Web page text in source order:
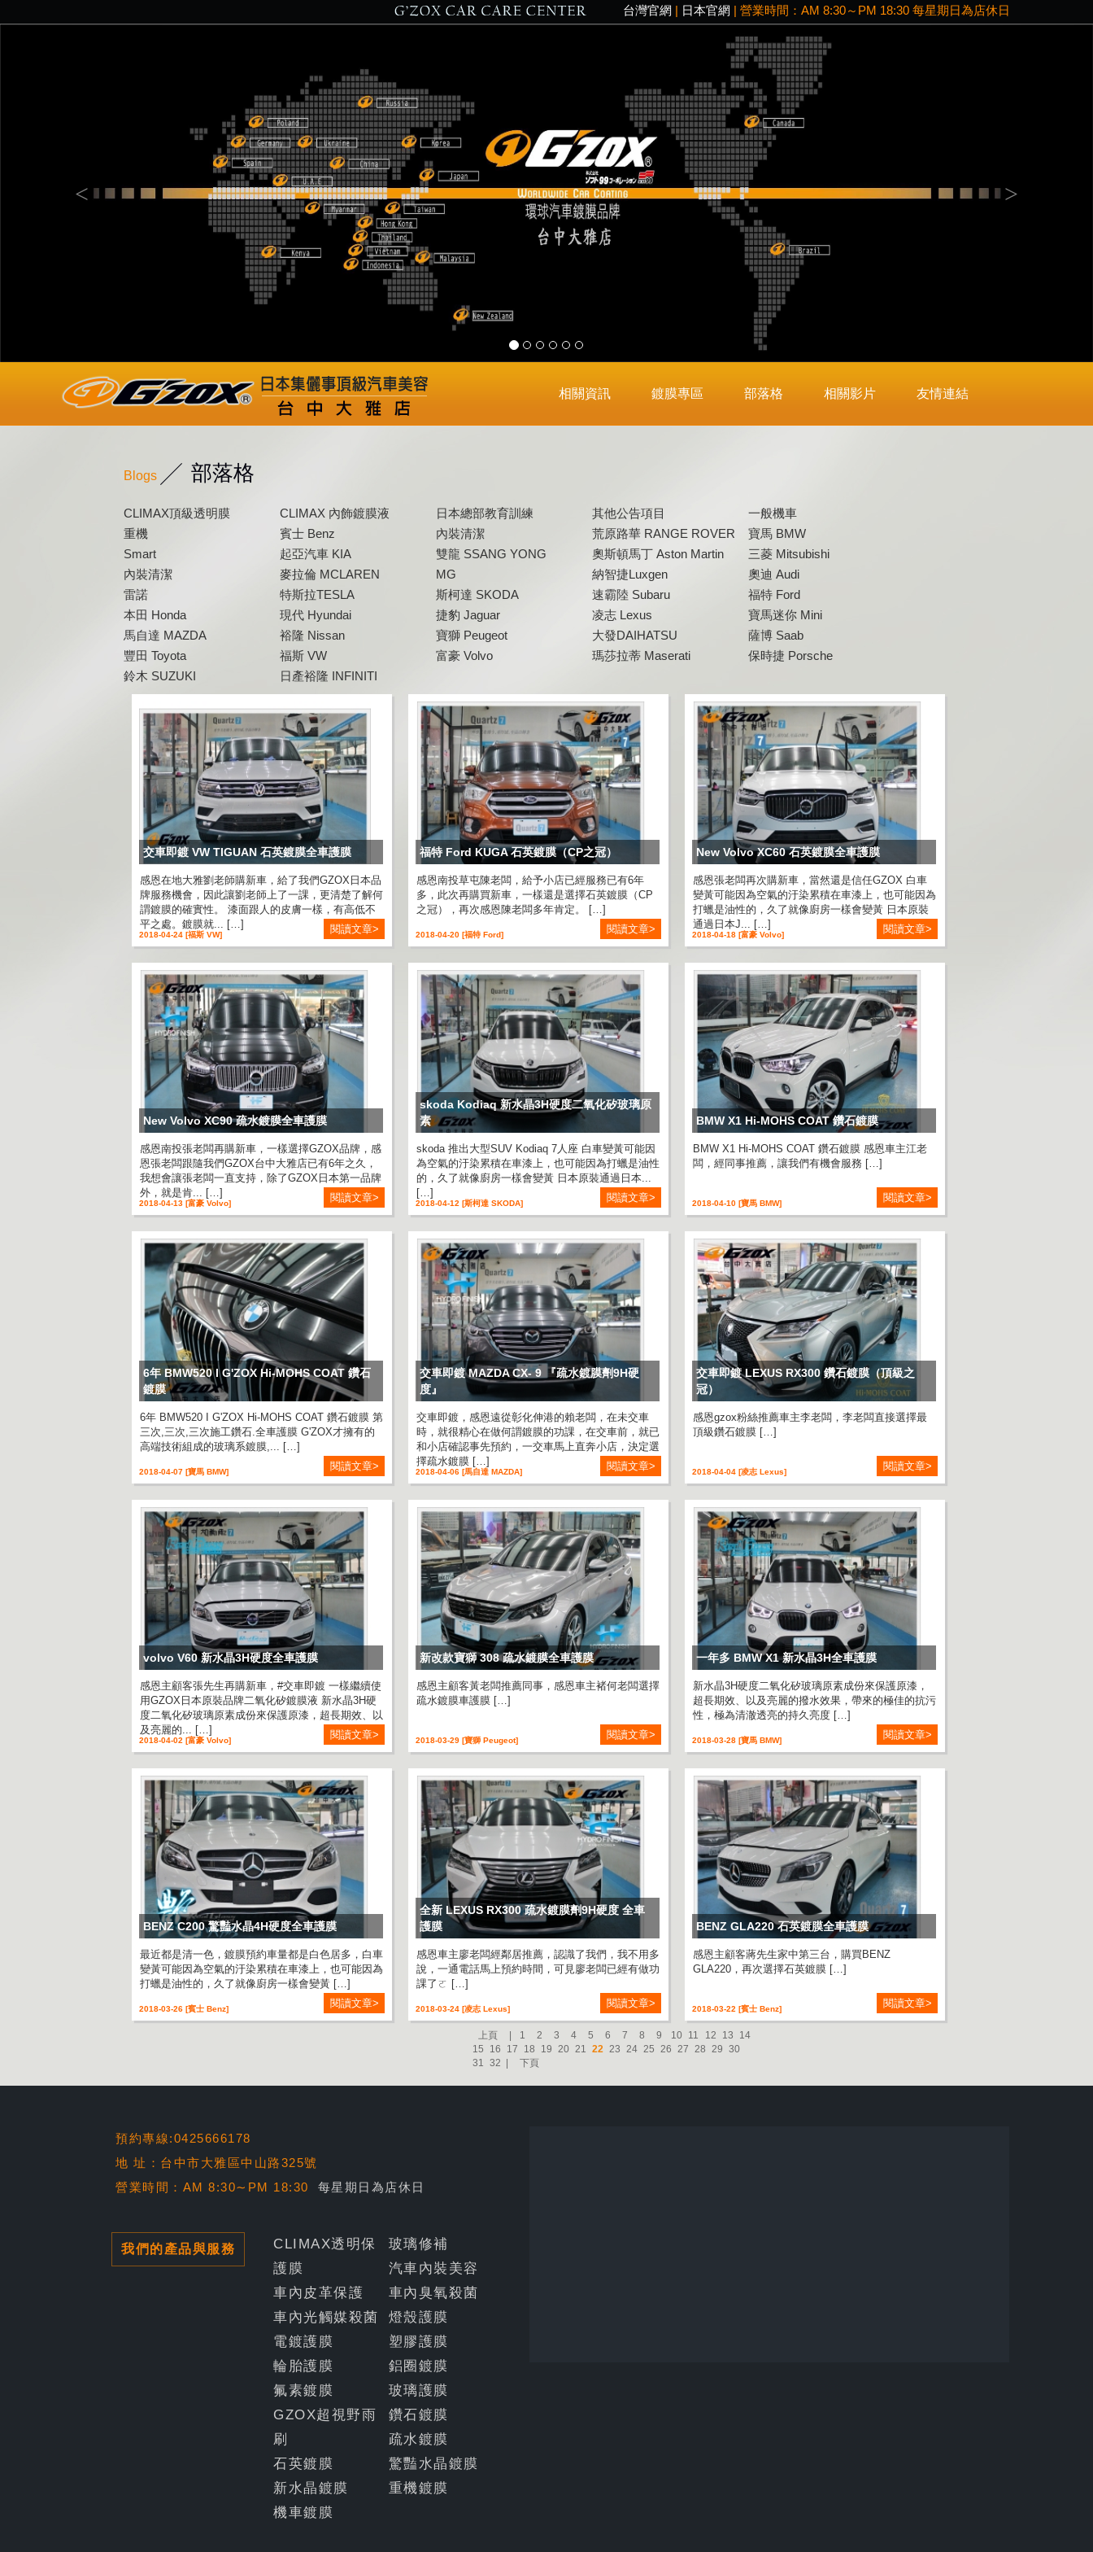
台灣官網 日本官網 | 營業時間：AM 8:30～PM 18:30 每星期日為店休日
相關資訊 鍍膜專區 部落格 相關影片 友情連結
Blogs 部落格
CLIMAX頂級透明膜 CLIMAX 內飾鍍膜液 日本總部教育訓練 其他公告項目
一般機車
重機
賓士 Benz 內裝清潔 荒原路華 RANGE ROVER
寶馬 BMW
Smart
起亞汽車 KIA 雙龍 SSANG YONG 奧斯頓馬丁 Aston Martin
三菱 Mitsubishi
內裝清潔
麥拉倫 MCLAREN MG 納智捷Luxgen
奧迪 Audi
雷諾
特斯拉TESLA 斯柯達 SKODA 速霸陸 Subaru
福特 Ford
本田 Honda
現代 Hyundai 捷豹 Jaguar 凌志 Lexus
寶馬迷你 Mini
馬自達 MAZDA
裕隆 Nissan 寶獅 Peugeot 大發DAIHATSU
薩博 Saab
豐田 Toyota
福斯 VW 富豪 Volvo 瑪莎拉蒂 Maserati
保時捷 Porsche
鈴木 SUZUKI
日產裕隆 INFINITI
交車即鍍 VW TIGUAN 石英鍍膜全車護膜
感恩在地大雅劉老師購新車，給了我們GZOX日本品
牌服務機會，因此讓劉老師上了一課，更清楚了解何
謂鍍膜的確實性。 漆面跟人的皮膚一樣，有高低不
平之處。鍍膜就... […]
2018-04-24 [福斯 VW] 閱讀文章>
福特 Ford KUGA 石英鍍膜（CP之冠）
感恩南投草屯陳老闆，給予小店已經服務已有6年
多，此次再購買新車，一樣還是選擇石英鍍膜（CP
之冠），再次感恩陳老闆多年肯定。 […]
2018-04-20 [福特 Ford] 閱讀文章>
New Volvo XC60 石英鍍膜全車護膜
感恩張老闆再次購新車，當然還是信任GZOX 白車
變黃可能因為空氣的汙染累積在車漆上，也可能因為
打蠟是油性的，久了就像廚房一樣會變黃 日本原裝
通過日本J... […]
2018-04-18 [富豪 Volvo] 閱讀文章>
New Volvo XC90 疏水鍍膜全車護膜
感恩南投張老闆再購新車，一樣選擇GZOX品牌，感
恩張老闆跟隨我們GZOX台中大雅店已有6年之久，
我想會讓張老闆一直支持，除了GZOX日本第一品牌
外，就是肯... […]
2018-04-13 [富豪 Volvo] 閱讀文章>
skoda Kodiaq 新水晶3H硬度二氧化矽玻璃原
素
skoda 推出大型SUV Kodiaq 7人座 白車變黃可能因
為空氣的汙染累積在車漆上，也可能因為打蠟是油性
的，久了就像廚房一樣會變黃 日本原裝通過日本...
[…]
2018-04-12 [斯柯達 SKODA] 閱讀文章>
BMW X1 Hi-MOHS COAT 鑽石鍍膜
BMW X1 Hi-MOHS COAT 鑽石鍍膜 感恩車主江老
闆，經同事推薦，讓我們有機會服務 […]
2018-04-10 [寶馬 BMW] 閱讀文章>
6年 BMW520 I G'ZOX Hi-MOHS COAT 鑽石
鍍膜
6年 BMW520 I G'ZOX Hi-MOHS COAT 鑽石鍍膜 第
三次,三次,三次施工鑽石.全車護膜 G'ZOX才擁有的
高端技術組成的玻璃系鍍膜,... […]
2018-04-07 [寶馬 BMW] 閱讀文章>
交車即鍍 MAZDA CX- 9 『疏水鍍膜劑9H硬
度』
交車即鍍，感恩遠從彰化伸港的賴老闆，在未交車
時，就很精心在做何謂鍍膜的功課，在交車前，就已
和小店確認事先預約，一交車馬上直奔小店，決定選
擇疏水鍍膜 […]
2018-04-06 [馬自達 MAZDA] 閱讀文章>
交車即鍍 LEXUS RX300 鑽石鍍膜（頂級之
冠）
感恩gzox粉絲推薦車主李老闆，李老闆直接選擇最
頂級鑽石鍍膜 […]
2018-04-04 [凌志 Lexus] 閱讀文章>
volvo V60 新水晶3H硬度全車護膜
感恩主顧客張先生再購新車，#交車即鍍 一樣繼續使
用GZOX日本原裝品牌二氧化矽鍍膜液 新水晶3H硬
度二氧化矽玻璃原素成份來保護原漆，超長期效、以
及亮麗的... […]
2018-04-02 [富豪 Volvo] 閱讀文章>
新改款寶獅 308 ️疏水鍍膜全車護膜
感恩主顧客黃老闆推薦同事，感恩車主褚何老闆選擇
疏水鍍膜車護膜 […]
2018-03-29 [寶獅 Peugeot] 閱讀文章>
一年多 BMW X1 新水晶3H全車護膜
新水晶3H硬度二氧化矽玻璃原素成份來保護原漆，
超長期效、以及亮麗的撥水效果，帶來的極佳的抗污
性，極為清澈透亮的持久亮度 […]
2018-03-28 [寶馬 BMW] 閱讀文章>
BENZ C200 驚豔水晶4H硬度全車護膜
最近都是清一色，鍍膜預約車量都是白色居多，白車
變黃可能因為空氣的汙染累積在車漆上，也可能因為
打蠟是油性的，久了就像廚房一樣會變黃 […]
2018-03-26 [賓士 Benz] 閱讀文章>
全新 LEXUS RX300 疏水鍍膜劑9H硬度 全車
護膜
感恩車主廖老闆經鄰居推薦，認識了我們，我不用多
說，一通電話馬上預約時間，可見廖老闆已經有做功
課了ㄛ […]
2018-03-24 [凌志 Lexus] 閱讀文章>
BENZ GLA220 石英鍍膜全車護膜
感恩主顧客蔣先生家中第三台，購買BENZ
GLA220，再次選擇石英鍍膜 […]
2018-03-22 [賓士 Benz] 閱讀文章>
上頁 1 2 3 4 5 6 7 8 9 10 11 12 13
14
15
16 17 18 19 20 21 22 23 24 25 26 27 28 29 30
31 32 下頁
預約專線:0425666178
地 址：台中市大雅區中山路325號
營業時間：AM 8:30∼PM 18:30 每星期日為店休日
我們的產品與服務
CLIMAX透明保
護膜
玻璃修補
汽車內裝美容
車內皮革保護
車內臭氧殺菌
車內光觸媒殺菌
燈殼護膜
電鍍護膜
塑膠護膜
輪胎護膜
鋁圈鍍膜
氟素鍍膜
玻璃護膜
GZOX超視野雨
刷
鑽石鍍膜
疏水鍍膜
石英鍍膜
驚豔水晶鍍膜
新水晶鍍膜
重機鍍膜
機車鍍膜